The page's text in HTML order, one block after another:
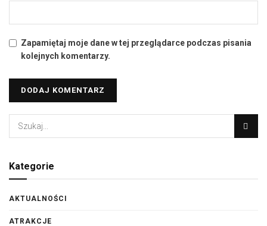
Zapamiętaj moje dane w tej przeglądarce podczas pisania
kolejnych komentarzy.
Kategorie
AKTUALNOŚCI
ATRAKCJE